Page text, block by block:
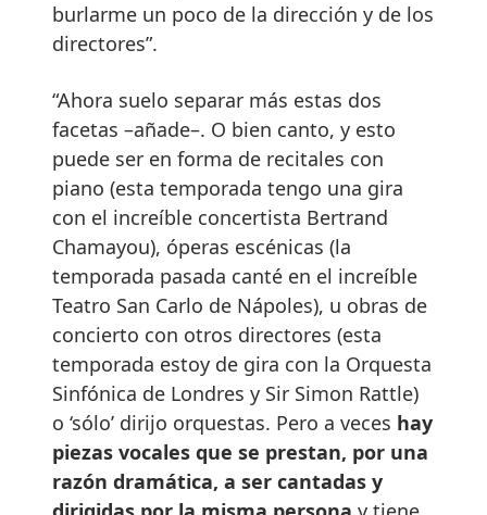
burlarme un poco de la dirección y de los
directores”.
“Ahora suelo separar más estas dos
facetas –añade–. O bien canto, y esto
puede ser en forma de recitales con
piano (esta temporada tengo una gira
con el increíble concertista Bertrand
Chamayou), óperas escénicas (la
temporada pasada canté en el increíble
Teatro San Carlo de Nápoles), u obras de
concierto con otros directores (esta
temporada estoy de gira con la Orquesta
Sinfónica de Londres y Sir Simon Rattle)
o ‘sólo’ dirijo orquestas. Pero a veces hay
piezas vocales que se prestan, por una
razón dramática, a ser cantadas y